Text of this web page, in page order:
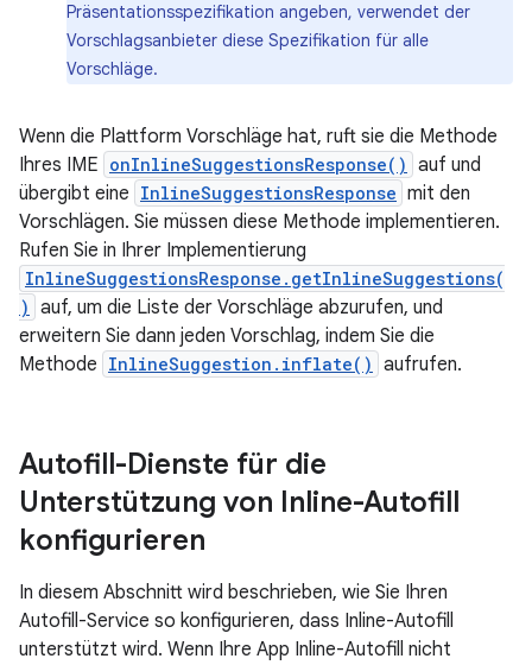
Präsentationsspezifikation angeben, verwendet der
Vorschlagsanbieter diese Spezifikation für alle
Vorschläge.
Wenn die Plattform Vorschläge hat, ruft sie die Methode
Ihres IME onInlineSuggestionsResponse() auf und
übergibt eine InlineSuggestionsResponse mit den
Vorschlägen. Sie müssen diese Methode implementieren.
Rufen Sie in Ihrer Implementierung
InlineSuggestionsResponse.getInlineSuggestions(
) auf, um die Liste der Vorschläge abzurufen, und
erweitern Sie dann jeden Vorschlag, indem Sie die
Methode InlineSuggestion.inflate() aufrufen.
Autofill-Dienste für die
Unterstützung von Inline-Autofill
konfigurieren
In diesem Abschnitt wird beschrieben, wie Sie Ihren
Autofill-Service so konfigurieren, dass Inline-Autofill
unterstützt wird. Wenn Ihre App Inline-Autofill nicht